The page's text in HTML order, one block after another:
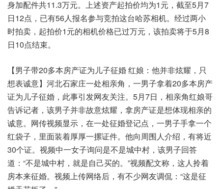
身加配件共11.3万元。上述资产起拍价均为1元，截至5月7
日12点，已有56人报名参与竞拍这台哈苏相机。经过两小
时拍卖，起拍价1元的相机价格已过万元，该拍卖将于5月8
日10点结束。
【男子带20多本房产证为儿子征婚 红娘：他并非炫耀，只
想表诚意】河北石家庄一处相亲角，一男子拿着20多本房产
证为儿子征婚，此事引发网友关注。5月7日，相亲角红娘哥
告诉记者，该男子并非故意炫耀，拿房产证是想体现相亲的
诚意。网传视频显示，在一处征婚登记点，一男子手拿一个
红袋子，里面装着厚厚一摞证件。他向周围人介绍，有将近
30个证。视频中一女子询问是不是城中村，该男子回答
道：“不是城中村，就是自己买的。”视频配文称，这人拎着
房本来征婚。视频上传网络后，有不少网友调侃：“这是征